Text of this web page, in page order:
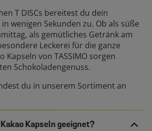
T DISCs bereitest du dein
wenigen Sekunden zu. Ob als süße
als gemütliches Getränk am
Leckerei für die ganze
Kapseln von TASSIMO sorgen
Schokoladengenuss.
du in unserem Sortiment an
Kapseln geeignet?